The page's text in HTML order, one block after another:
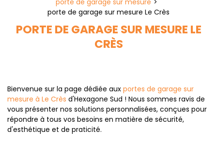
porte de garage sur mesure
porte de garage sur mesure Le Crès
PORTE DE GARAGE SUR MESURE LE
CRÈS
Bienvenue sur la page dédiée aux portes de garage sur
mesure à Le Crès d'Hexagone Sud ! Nous sommes ravis de
vous présenter nos solutions personnalisées, conçues pour
répondre à tous vos besoins en matière de sécurité,
d'esthétique et de praticité.